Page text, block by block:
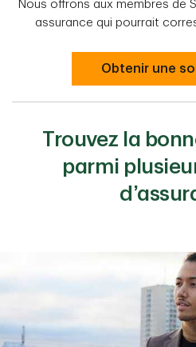
Nous offrons aux membres de
assurance qui pourrait
Obtenir une
Trouvez la
parmi